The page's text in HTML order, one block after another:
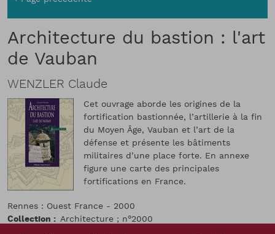
Architecture du bastion : l'art
de Vauban
WENZLER Claude
Cet ouvrage aborde les origines de la
fortification bastionnée, l’artillerie à la fin
du Moyen Âge, Vauban et l’art de la
défense et présente les bâtiments
militaires d’une place forte. En annexe
figure une carte des principales
fortifications en France.
Rennes : Ouest France - 2000
Collection
Architecture ; n°2000